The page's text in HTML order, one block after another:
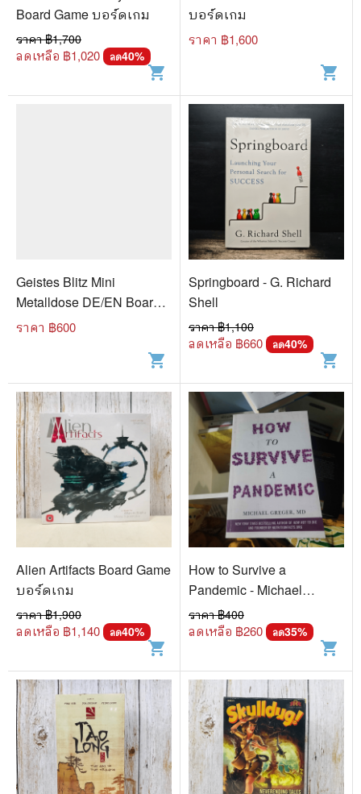
Board Game บอร์ดเกม
ราคา ฿1,700
ลดเหลือ ฿1,020 ลด40%
shopping_cart
บอร์ดเกม
ราคา ฿1,600
shopping_cart
Geistes Blitz Mini
Metalldose DE/EN Board
Game
ราคา ฿600
shopping_cart
Springboard - G. Richard
Shell
ราคา ฿1,100
ลดเหลือ ฿660 ลด40%
shopping_cart
Alien Artifacts Board Game
บอร์ดเกม
ราคา ฿1,900
ลดเหลือ ฿1,140 ลด40%
shopping_cart
How to Survive a
Pandemic - Michael
Greger, MD
ราคา ฿400
ลดเหลือ ฿260 ลด35%
shopping_cart